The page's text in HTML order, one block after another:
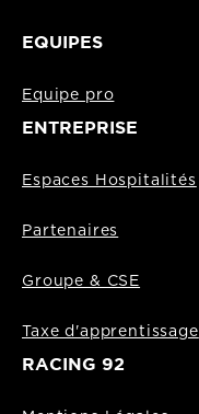
EQUIPES
Equipe pro
ENTREPRISE
Espaces Hospitalités
Partenaires
Groupe & CSE
Taxe d'apprentissage
RACING 92